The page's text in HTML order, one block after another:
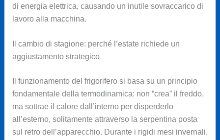
di energia elettrica, causando un inutile sovraccarico di
lavoro alla macchina.
Il cambio di stagione: perché l’estate richiede un
aggiustamento strategico
Il funzionamento del frigorifero si basa su un principio
fondamentale della termodinamica: non “crea” il freddo,
ma sottrae il calore dall’interno per disperderlo
all’esterno, solitamente attraverso la serpentina posta
sul retro dell’apparecchio. Durante i rigidi mesi invernali,